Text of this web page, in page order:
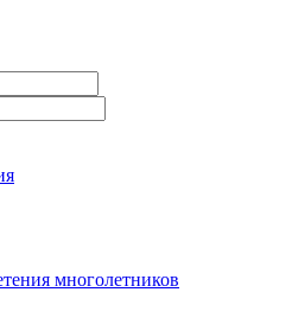
многолетников